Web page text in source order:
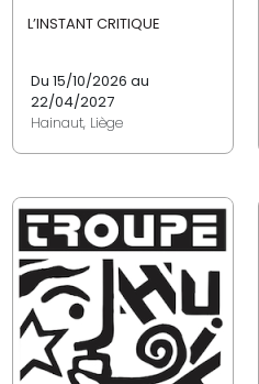
L’INSTANT CRITIQUE
Du 15/10/2026 au
22/04/2027
Hainaut, Liège